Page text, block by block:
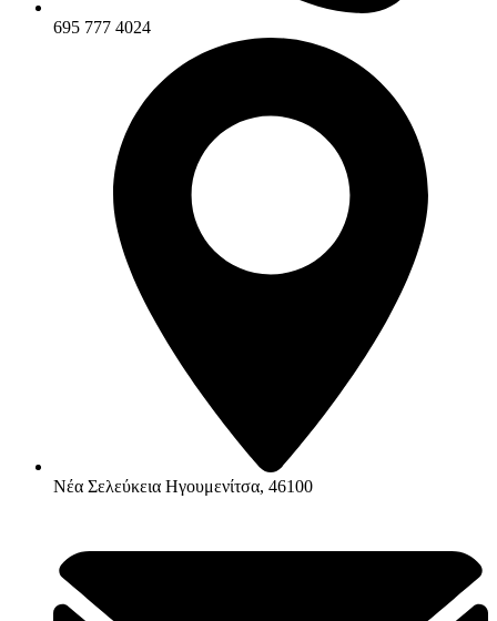
695 777 4024
Νέα Σελεύκεια Ηγουμενίτσα, 46100